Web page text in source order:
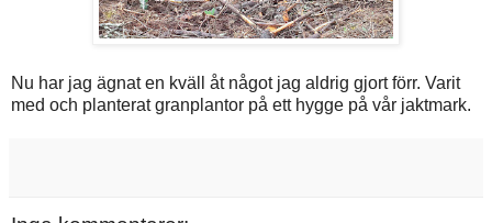
Nu har jag ägnat en kväll åt något jag aldrig gjort förr. Varit
med och planterat granplantor på ett hygge på vår jaktmark.